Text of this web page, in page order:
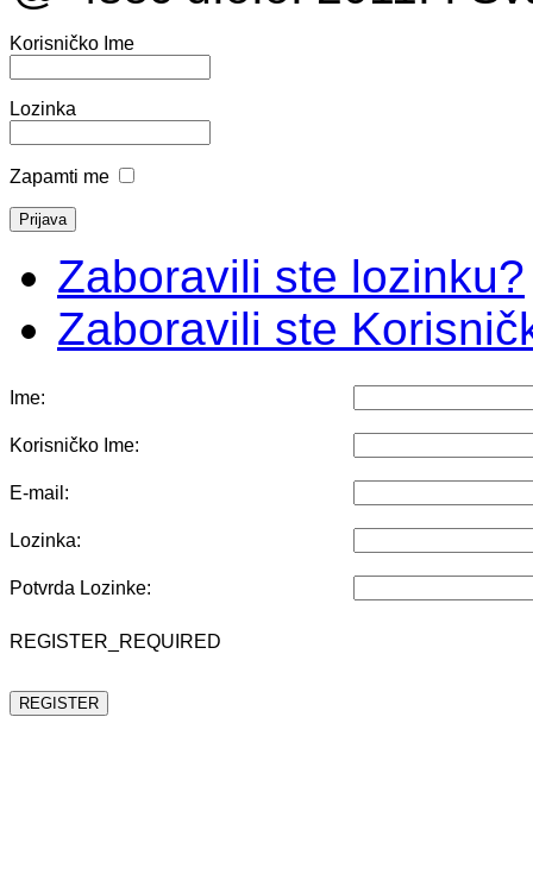
Korisničko Ime
Lozinka
Zapamti me
Zaboravili ste lozinku?
Zaboravili ste
Ime:
Korisničko Ime:
E-mail:
Lozinka:
Potvrda Lozinke:
REGISTER_REQUIRED
REGISTER